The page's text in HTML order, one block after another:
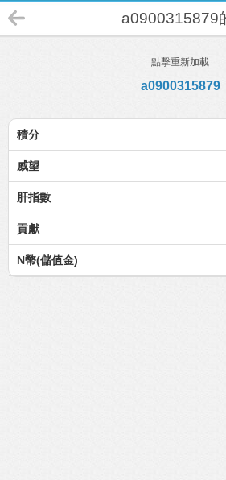
a0900315879
點擊重新加載
a0900315879
積分
威望
肝指數
貢獻
N幣(儲值金)